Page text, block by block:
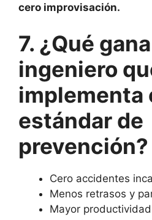
cero improvisación.
7. ¿Qué
ingeniero
implementa
estándar de
prevención?
Cero accidentes
Menos retrasos y
Mayor